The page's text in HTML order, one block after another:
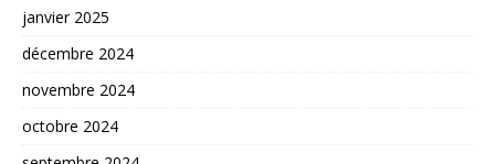
janvier 2025
décembre 2024
novembre 2024
octobre 2024